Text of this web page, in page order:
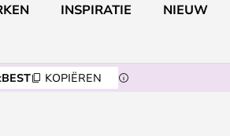
INSPIRATIE NIEUW
BEST KOPIËREN